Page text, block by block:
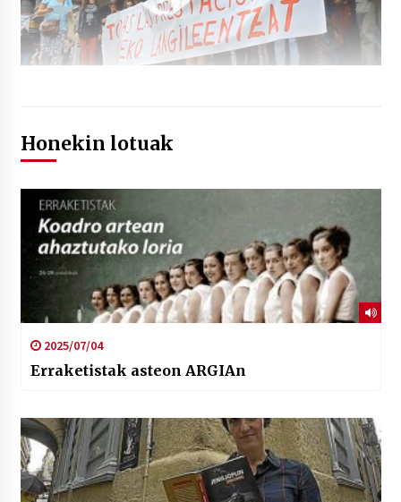
Honekin lotuak
2025/07/04
Erraketistak asteon ARGIAn